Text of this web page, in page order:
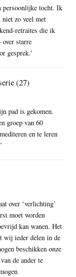
persoonlijke tocht. Ik
zo veel met
retraites die ik
starre
gesprek.'
(27)
pad is gekomen.
groep van 60
en te leren
over ‘verlichting’
moet worden
kan wanen. Het
wij ieder delen in de
beschikken onze
de ander te